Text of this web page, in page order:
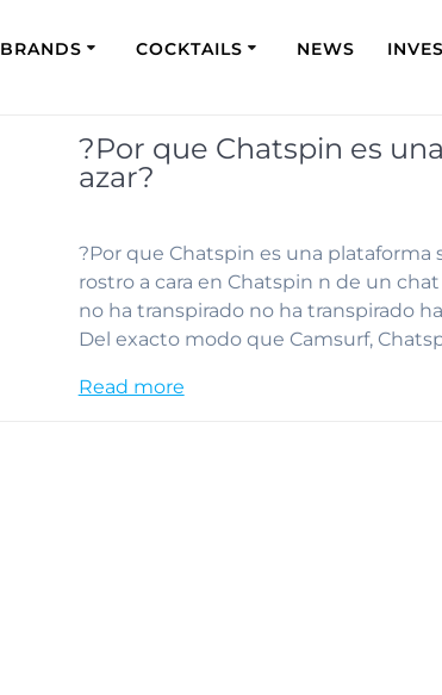
BRANDS COCKTAILS NEWS
?Por que Chatspin es
azar?
?Por que Chatspin es una plataforma
rostro a cara en Chatspin n de un
no ha transpirado no ha transpirado
Del exacto modo que Camsurf,
Read more